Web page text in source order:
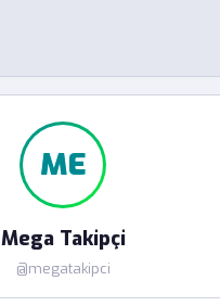
ME
Mega Takipçi
@megatakipci